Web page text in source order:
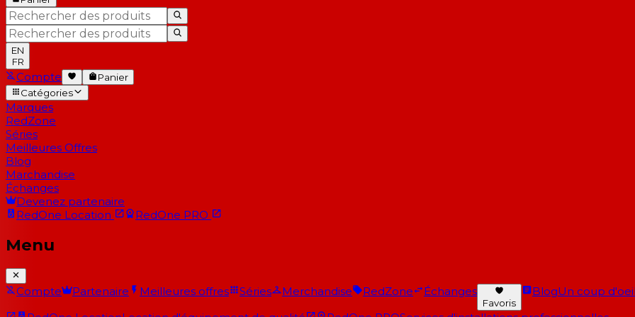
EN
FR
Compte
Panier
Catégories
Marques
RedZone
Séries
Meilleures Offres
Blog
Marchandise
Échanges
Devenez partenaire
RedOne Location RedOne PRO
Menu
Compte Partenaire Meilleures offres Séries Merchandise RedZone Échanges
Favoris
BlogUn coup